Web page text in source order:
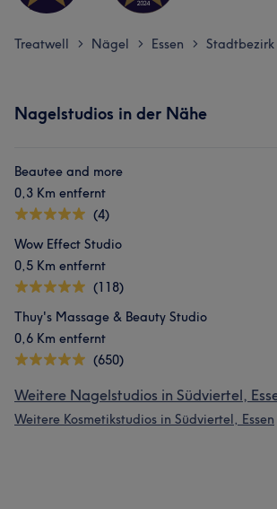
Treatwell > Nägel > Essen > Stadtbezirk
Nagelstudios in der Nähe
Beautee and more
0,3 Km entfernt
(4)
Wow Effect Studio
0,5 Km entfernt
(118)
Thuy's Massage & Beauty Studio
0,6 Km entfernt
(650)
Weitere Nagelstudios in Südviertel,
Weitere Kosmetikstudios in Südviertel, Essen